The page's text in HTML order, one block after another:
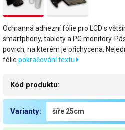
Ochranná adhezní fólie pro LCD s
smartphony, tablety a PC monitory.
povrch, na kterém je přichycena.
fólie pokračování textu
Kód produktu:
Varianty: